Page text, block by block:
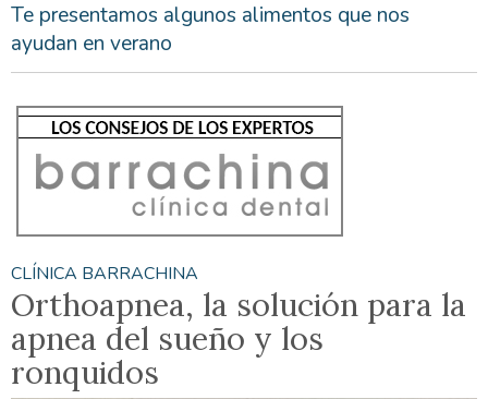
Te presentamos algunos alimentos que nos
ayudan en verano
CLÍNICA BARRACHINA
Orthoapnea, la solución para la
apnea del sueño y los
ronquidos